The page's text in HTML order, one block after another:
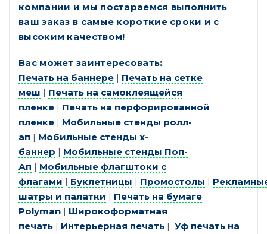
компании и мы постараемся выполнить
ваш заказ в самые короткие сроки и с
высоким качеством!
Вас может заинтересовать:
Печать на баннере | Печать на сетке
меш | Печать на самоклеящейся
пленке | Печать на перфорированной
пленке | Мобильные стенды ролл-
ап | Мобильные стенды х-
баннер | Мобильные стенды Поп-
Ап | Мобильные флагштоки с
флагами | Буклетницы | Промостолы |
шатры и палатки | Печать на бумаге
Polyman | Широкоформатная
печать | Интерьерная печать | Уф печать на